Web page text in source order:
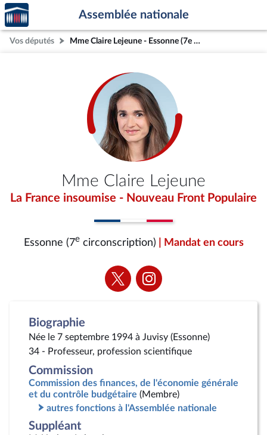
Aller au contenu
Aller en bas de la page
Accèder
à la
page
d'accueil
Assemblée nationale
Vos députés Mme Claire Lejeune - Essonne (7e circonscription)
Mme Claire Lejeune
La France insoumise - Nouveau Front Populaire
Essonne (7ecirconscription) | Mandat en cours
Voir
la
Voir
la
Biographie
Née le 7 septembre 1994 à Juvisy (Essonne)
34 - Professeur, profession scientifique
Commission
Commission des finances, de l'économie générale
et du contrôle budgétaire (Membre)
autres fonctions à l'Assemblée nationale
Suppléant